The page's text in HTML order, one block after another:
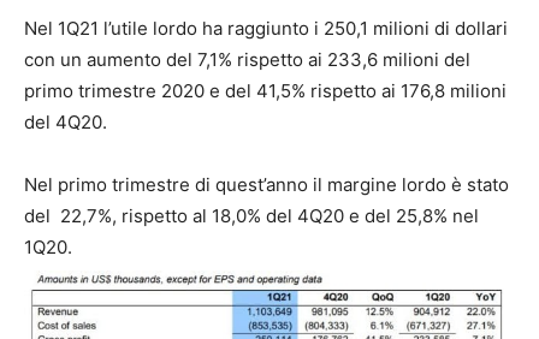
Nel 1Q21 l’utile lordo ha raggiunto i 250,1 milioni di dollari
con un aumento del 7,1% rispetto ai 233,6 milioni del
primo trimestre 2020 e del 41,5% rispetto ai 176,8 milioni
del 4Q20.
Nel primo trimestre di quest’anno il margine lordo è stato
del 22,7%, rispetto al 18,0% del 4Q20 e del 25,8% nel
1Q20.